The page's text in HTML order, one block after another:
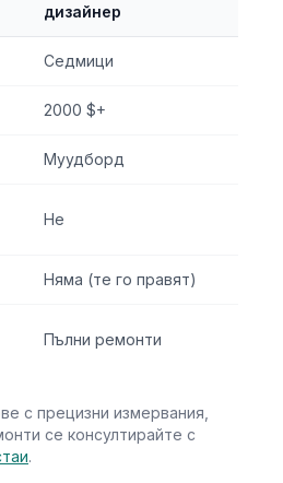
дизайнер
Седмици
2000 $+
Муудборд
Не
Няма (те го правят)
Пълни ремонти
с прецизни измервания,
се консултирайте с
.